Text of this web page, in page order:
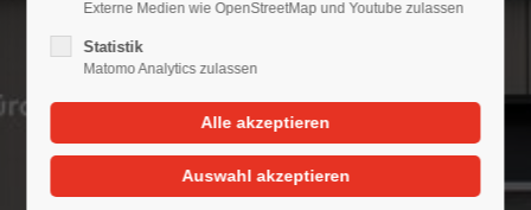
Externe Medien wie OpenStreetMap und Youtube zulassen
Statistik
Matomo Analytics zulassen